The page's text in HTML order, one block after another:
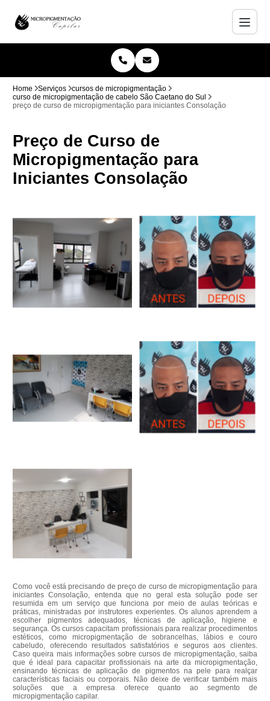
Home Serviços
cursos de micropigmentação
curso de micropigmentação de cabelo São Caetano do Sul
preço de curso de micropigmentação para iniciantes Consolação
Preço de Curso de
Micropigmentação para
Iniciantes Consolação
Como você está precisando de preço de curso de micropigmentação para
iniciantes Consolação, entenda que no geral esta solução pode ser
resumida em um serviço que funciona por meio de aulas teóricas e
práticas, ministradas por instrutores experientes. Os alunos aprendem a
escolher pigmentos adequados, técnicas de aplicação, higiene e
segurança. Os cursos capacitam profissionais para realizar procedimentos
estéticos, como micropigmentação de sobrancelhas, lábios e couro
cabeludo, oferecendo resultados satisfatórios e seguros aos clientes.
Caso queira mais informações sobre cursos de micropigmentação, saiba
que é ideal para capacitar profissionais na arte da micropigmentação,
ensinando técnicas de aplicação de pigmentos na pele para realçar
características faciais ou corporais. Não deixe de verificar também mais
soluções que a empresa oferece quanto ao segmento de
micropigmentação capilar.